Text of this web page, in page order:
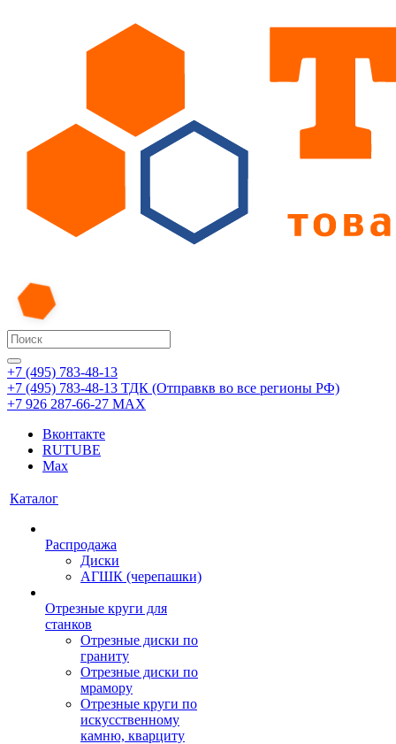
+7 (495) 783-48-13
+7 (495) 783-48-13 ТДК (Отправкв во все регионы РФ)
+7 926 287-66-27 МАХ
Вконтакте
RUTUBE
Max
Каталог
Распродажа
Диски
АГШК (черепашки)
Отрезные круги для
станков
Отрезные диски по
граниту
Отрезные диски по
мрамору
Отрезные круги по
искусственному
камню, кварциту